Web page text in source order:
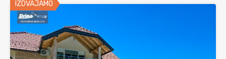
IZDVAJAMO